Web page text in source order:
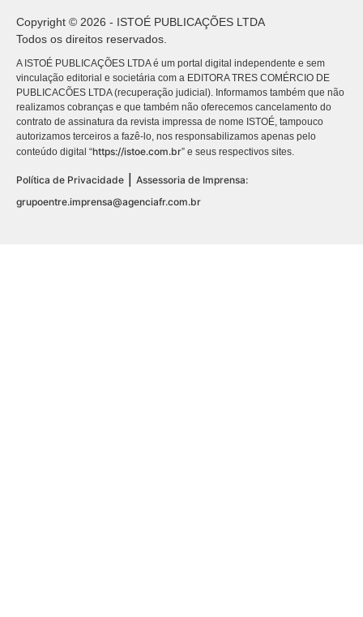
Copyright © 2026 - ISTOÉ PUBLICAÇÕES LTDA
Todos os direitos reservados.
A ISTOÉ PUBLICAÇÕES LTDA é um portal digital independente e sem
vinculação editorial e societária com a EDITORA TRES COMÉRCIO DE
PUBLICACÕES LTDA (recuperação judicial). Informamos também que não
realizamos cobranças e que também não oferecemos cancelamento do
contrato de assinatura da revista impressa de nome ISTOÉ, tampouco
autorizamos terceiros a fazê-lo, nos responsabilizamos apenas pelo
conteúdo digital “https://istoe.com.br” e seus respectivos sites.
Política de Privacidade | Assessoria de Imprensa:
grupoentre.imprensa@agenciafr.com.br